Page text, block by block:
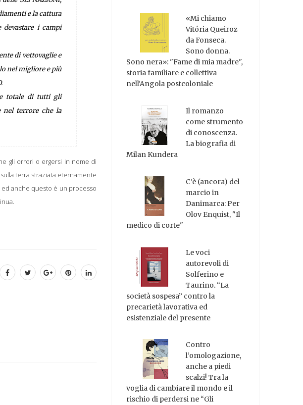
e la cattura
i campi
di vettovaglie e
nel migliore e più
totale di tutti gli
nel terrore che la
gli orrori o ergersi in nome di
terra straziata eternamente
anche questo è un processo
«Mi chiamo
Vitória Queiroz
da Fonseca.
Sono donna.
Sono nera»: "Fame di mia madre",
storia familiare e collettiva
nell'Angola postcoloniale
Il romanzo
come strumento
di conoscenza.
La biografia di
Milan Kundera
C'è (ancora) del
marcio in
Danimarca: Per
Olov Enquist, "Il
medico di corte"
Le voci
autorevoli di
Solferino e
Taurino. “La
società sospesa” contro la
precarietà lavorativa ed
esistenziale del presente
Contro
l’omologazione,
anche a piedi
scalzi! Tra la
voglia di cambiare il mondo e il
rischio di perdersi ne “Gli